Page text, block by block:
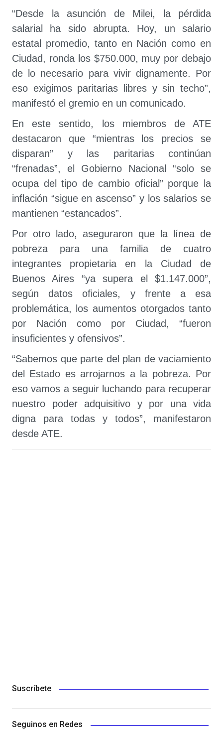
“Desde la asunción de Milei, la pérdida
salarial ha sido abrupta. Hoy, un salario
estatal promedio, tanto en Nación como en
Ciudad, ronda los $750.000, muy por debajo
de lo necesario para vivir dignamente. Por
eso exigimos paritarias libres y sin techo”,
manifestó el gremio en un comunicado.
En este sentido, los miembros de ATE
destacaron que “mientras los precios se
disparan” y las paritarias continúan
“frenadas”, el Gobierno Nacional “solo se
ocupa del tipo de cambio oficial” porque la
inflación “sigue en ascenso” y los salarios se
mantienen “estancados”.
Por otro lado, aseguraron que la línea de
pobreza para una familia de cuatro
integrantes propietaria en la Ciudad de
Buenos Aires “ya supera el $1.147.000”,
según datos oficiales, y frente a esa
problemática, los aumentos otorgados tanto
por Nación como por Ciudad, “fueron
insuficientes y ofensivos”.
“Sabemos que parte del plan de vaciamiento
del Estado es arrojarnos a la pobreza. Por
eso vamos a seguir luchando para recuperar
nuestro poder adquisitivo y por una vida
digna para todas y todos”, manifestaron
desde ATE.
Suscríbete
Seguinos en Redes